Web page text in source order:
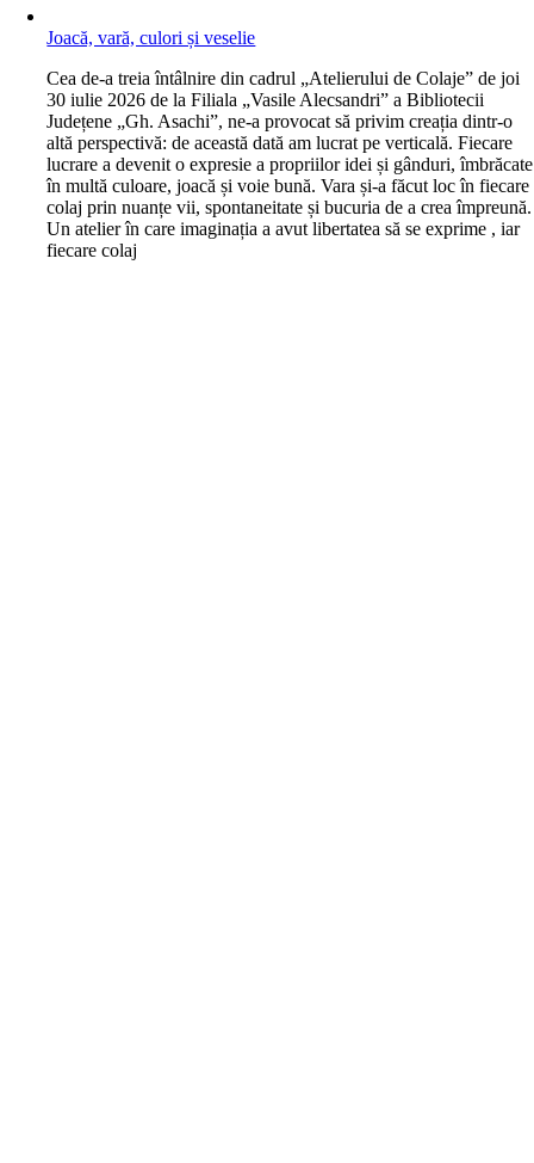
Joacă, vară, culori și veselie
Cea de-a treia întâlnire din cadrul „Atelierului de Colaje” de joi
30 iulie 2026 de la Filiala „Vasile Alecsandri” a Bibliotecii
Județene „Gh. Asachi”, ne-a provocat să privim creația dintr-o
altă perspectivă: de această dată am lucrat pe verticală. Fiecare
lucrare a devenit o expresie a propriilor idei și gânduri, îmbrăcate
în multă culoare, joacă și voie bună. Vara și-a făcut loc în fiecare
colaj prin nuanțe vii, spontaneitate și bucuria de a crea împreună.
Un atelier în care imaginația a avut libertatea să se exprime , iar
fiecare colaj